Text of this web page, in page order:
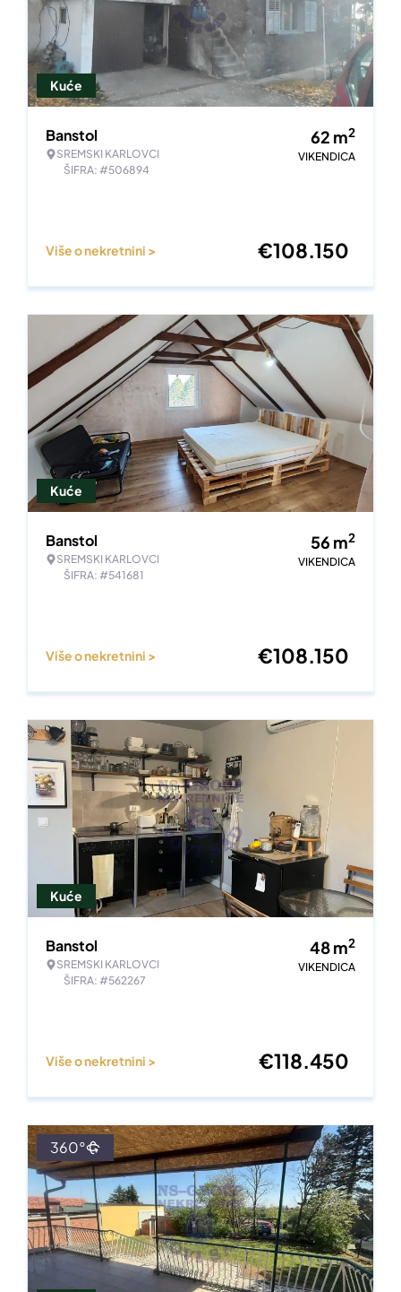
Kuće
Banstol
SREMSKI KARLOVCI
ŠIFRA: #506894
62 m2
VIKENDICA
Više o nekretnini > €108.150
Kuće
Banstol
SREMSKI KARLOVCI
ŠIFRA: #541681
56 m2
VIKENDICA
Više o nekretnini > €108.150
Kuće
Banstol
SREMSKI KARLOVCI
ŠIFRA: #562267
48m2
VIKENDICA
Više o nekretnini > €118.450
360°